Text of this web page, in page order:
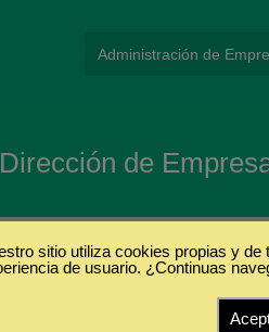
de
sitio utiliza cookies propias y
de usuario. ¿Continuas